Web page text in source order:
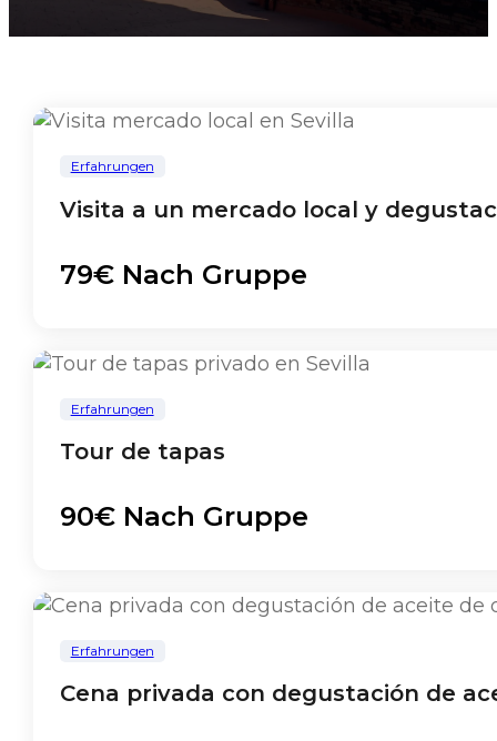
Erfahrungen
Visita a un mercado local y
79€ Nach Gruppe
Erfahrungen
Tour de tapas
90€ Nach Gruppe
Erfahrungen
Cena privada con degustación de